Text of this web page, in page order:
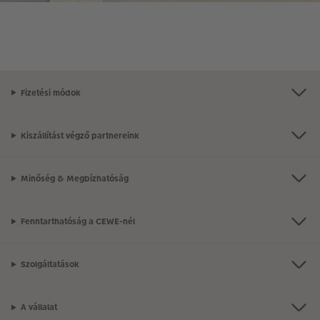
Fizetési módok
Kiszállítást végző partnereink
Minőség & Megbízhatóság
Fenntarthatóság a CEWE-nél
Szolgáltatások
A vállalat